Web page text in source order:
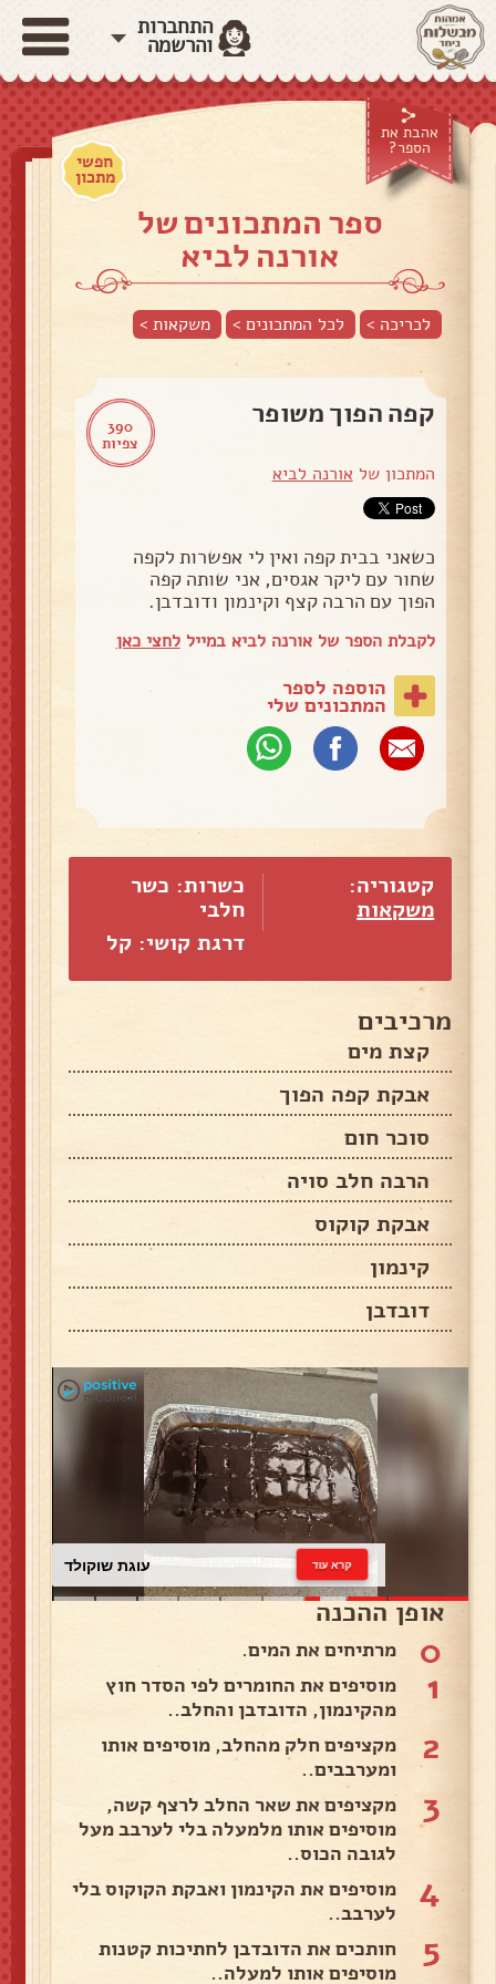
התחברות
והרשמה
אהבת את
הספר?
חפשי
מתכון
ספר המתכונים של
אורנה לביא
לכריכה > לכל המתכונים > משקאות>
390
צפיות
קפה הפוך משופר
המתכון של אורנה לביא
כשאני בבית קפה ואין לי אפשרות לקפה
שחור עם ליקר אגסים, אני שותה קפה
הפוך עם הרבה קצף וקינמון ודובדבן.
לקבלת הספר של אורנה לביא במייללחצי כאן
הוספה לספר
המתכונים שלי
קטגוריה:
משקאות
כשרות: כשר
חלבי
דרגת קושי: קל
מרכיבים
קצת מים
אבקת קפה הפוך
סוכר חום
הרבה חלב סויה
אבקת קוקוס
קינמון
דובדבן
עוגת שוקולד קרא עוד
אופן ההכנה
0 מרתיחים את המים.
1
מוסיפים את החומרים לפי הסדר חוץ
מהקינמון, הדובדבן והחלב..
2
מקציפים חלק מהחלב, מוסיפים אותו
ומערבבים..
3
מקציפים את שאר החלב לרצף קשה,
מוסיפים אותו מלמעלה בלי לערבב מעל
לגובה הכוס..
4
מוסיפים את הקינמון ואבקת הקוקוס בלי
לערבב..
5
חותכים את הדובדבן לחתיכות קטנות
מוסיפים אותו למעלה..